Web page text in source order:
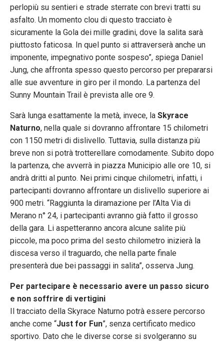
perlopiù su sentieri e strade sterrate con brevi tratti su
asfalto. Un momento clou di questo tracciato è
sicuramente la Gola dei mille gradini, dove la salita sarà
piuttosto faticosa. In quel punto si attraverserà anche un
imponente, impegnativo ponte sospeso”, spiega Daniel
Jung, che affronta spesso questo percorso per prepararsi
alle sue avventure in giro per il mondo. La partenza del
Sunny Mountain Trail è prevista alle ore 9.
Sarà lunga esattamente la metà, invece, la Skyrace
Naturno, nella quale si dovranno affrontare 15 chilometri
con 1150 metri di dislivello. Tuttavia, sulla distanza più
breve non si potrà trotterellare comodamente. Subito dopo
la partenza, che avverrà in piazza Municipio alle ore 10, si
andrà dritti al punto. Nei primi cinque chilometri, infatti, i
partecipanti dovranno affrontare un dislivello superiore ai
900 metri. “Raggiunta la diramazione per l’Alta Via di
Merano n° 24, i partecipanti avranno già fatto il grosso
della gara. Li aspetteranno ancora alcune salite più
piccole, ma poco prima del sesto chilometro inizierà la
discesa verso il traguardo, che nella parte finale
presenterà due bei passaggi in salita”, osserva Jung.
Per partecipare è necessario avere un passo sicuro
e non soffrire di vertigini
Il tracciato della Skyrace Naturno potrà essere percorso
anche come “Just for Fun”, senza certificato medico
sportivo. Dato che le diverse corse si svolgeranno su